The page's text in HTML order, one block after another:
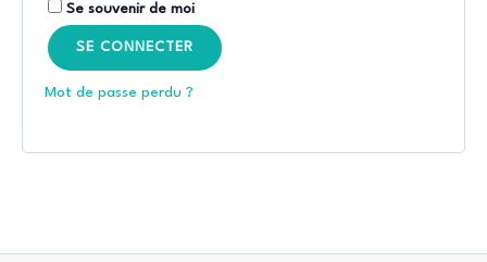
Se souvenir de moi
SE CONNECTER
Mot de passe perdu ?